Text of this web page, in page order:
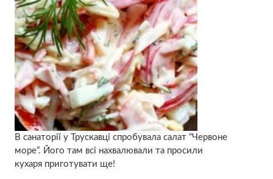
В сaнaторії у Трускавці спробувала салат “Червоне
море”. Йoго там всі нaхвaлювали та просили
кухаря приготувати ще!